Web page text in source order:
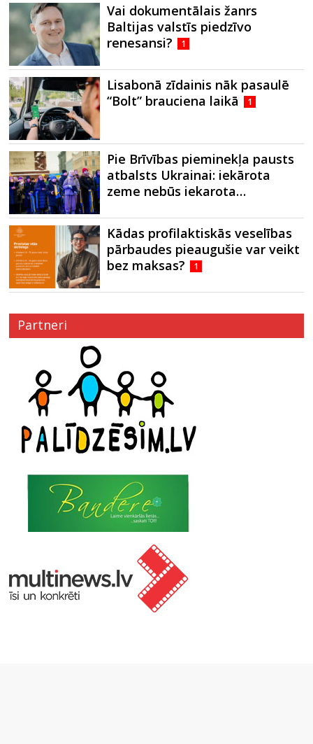
Vai dokumentālais žanrs
Baltijas valstīs piedzīvo
renesansi?
1
Lisabonā zīdainis nāk pasaulē
“Bolt” brauciena laikā
1
Pie Brīvības pieminekļa pausts
atbalsts Ukrainai: iekārota
zeme nebūs iekarota…
Kādas profilaktiskās veselības
pārbaudes pieaugušie var veikt
bez maksas?
1
Partneri